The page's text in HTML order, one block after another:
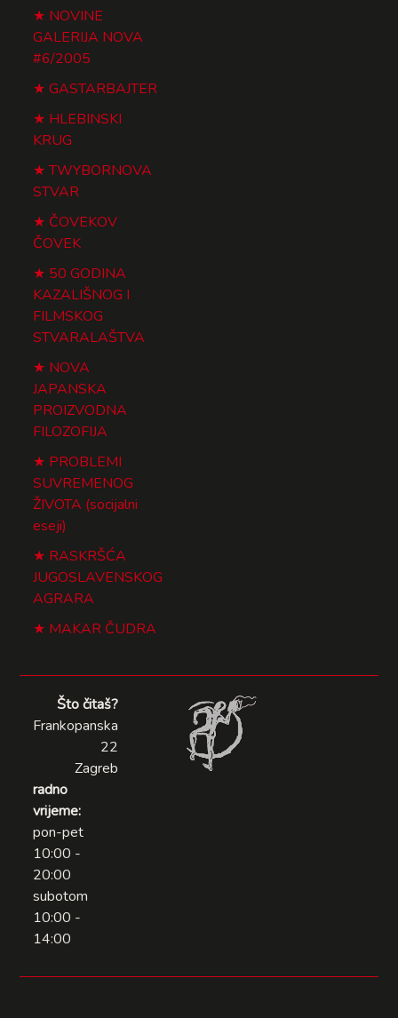
NOVINE
GALERIJA NOVA
#6/2005
GASTARBAJTER
HLEBINSKI
KRUG
TWYBORNOVA
STVAR
ČOVEKOV
ČOVEK
50 GODINA
KAZALIŠNOG I
FILMSKOG
STVARALAŠTVA
NOVA
JAPANSKA
PROIZVODNA
FILOZOFIJA
PROBLEMI
SUVREMENOG
ŽIVOTA (socijalni
eseji)
RASKRŠĆA
JUGOSLAVENSKOG
AGRARA
MAKAR ČUDRA
Što čitaš?
Frankopanska
22
Zagreb
radno
vrijeme:
pon-pet
10:00 -
20:00
subotom
10:00 -
14:00